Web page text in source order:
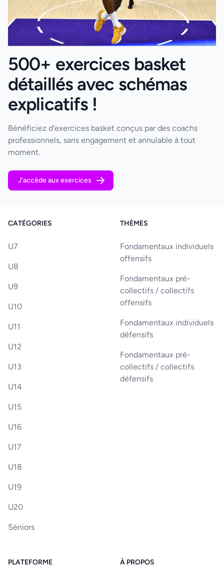
500+ exercices basket
détaillés avec schémas
explicatifs !
Bénéficiez d'exercices basket conçus par des coachs
professionnels, sans engagement et annulable à tout
moment.
J'accède aux exercices
CATÉGORIES
U7
U8
U9
U10
U11
U12
U13
U14
U15
U16
U17
U18
U19
U20
Séniors
THÈMES
Fondamentaux individuels
offensifs
Fondamentaux pré-
collectifs / collectifs
offensifs
Fondamentaux individuels
défensifs
Fondamentaux pré-
collectifs / collectifs
défensifs
PLATEFORME À PROPOS